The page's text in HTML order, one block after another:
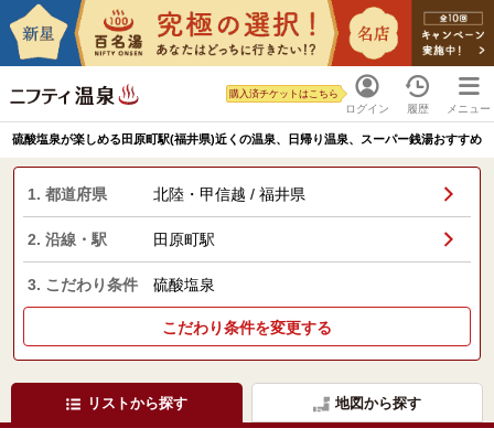
ログイン
購入済チケットはこちら
履歴 メニュー
硫酸塩泉が楽しめる田原町駅(福井県)近くの温泉、日帰り温泉、スーパー銭湯おすすめ
1. 都道府県 北陸・甲信越 / 福井県
2. 沿線・駅 田原町駅
3. こだわり条件 硫酸塩泉
こだわり条件を変更する
リストから探す 地図から探す